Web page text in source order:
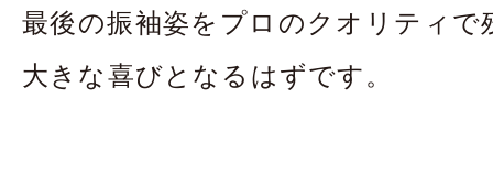
最後の振袖姿をプロのクオリティで
大きな喜びとなるはずです。